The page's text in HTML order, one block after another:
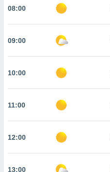
di
per
al sito
CONTINUA
08:00
09:00
10:00
11:00
12:00
13:00